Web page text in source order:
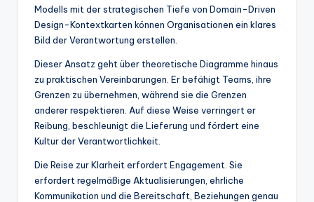
Modells mit der strategischen Tiefe von Domain-Driven
Design-Kontextkarten können Organisationen ein klares
Bild der Verantwortung erstellen.
Dieser Ansatz geht über theoretische Diagramme hinaus
zu praktischen Vereinbarungen. Er befähigt Teams, ihre
Grenzen zu übernehmen, während sie die Grenzen
anderer respektieren. Auf diese Weise verringert er
Reibung, beschleunigt die Lieferung und fördert eine
Kultur der Verantwortlichkeit.
Die Reise zur Klarheit erfordert Engagement. Sie
erfordert regelmäßige Aktualisierungen, ehrliche
Kommunikation und die Bereitschaft, Beziehungen genau